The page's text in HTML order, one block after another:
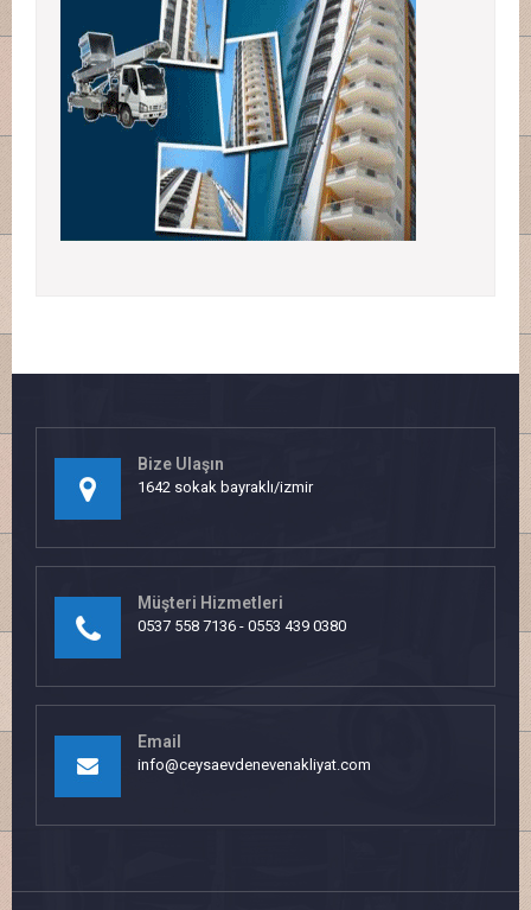
Bize Ulaşın
1642 sokak bayraklı/izmir
Müşteri Hizmetleri
0537 558 7136 - 0553 439 0380
Email
info@ceysaevdenevenakliyat.com